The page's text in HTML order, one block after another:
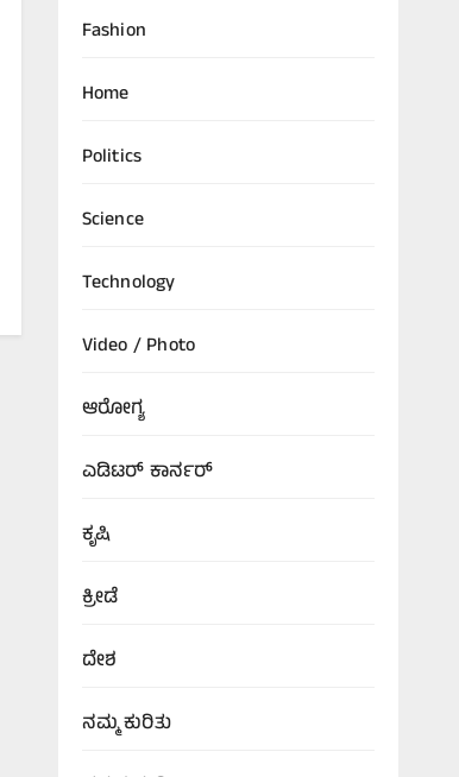
Fashion
Home
Politics
Science
Technology
Video / Photo
ಆರೋಗ್ಯ
ಎಡಿಟರ್‌ ಕಾರ್ನರ್
ಕೃಷಿ
ಕ್ರೀಡೆ
ದೇಶ
ನಮ್ಮ ಕುರಿತು